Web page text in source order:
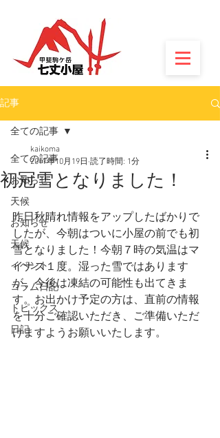
記事
全ての記事
お知らせ
天候
お知らせ
天候
イベント
コラム日記
トピックス
日記
全ての記事
初冠雪となりました！
kaikoma
2017年10月19日 読了時間: 1分
昨日秋晴れ情報をアップしたばかりで
したが、今朝はついに小屋の前でも初
雪となりました！今朝７時の気温はマ
イナス１度。湿った雪ではあります
が、今後は凍結の可能性も出てきま
す。お出かけ予定の方は、直前の情報
を十分ご確認いただき、ご準備いただ
けますようお願いいたします。